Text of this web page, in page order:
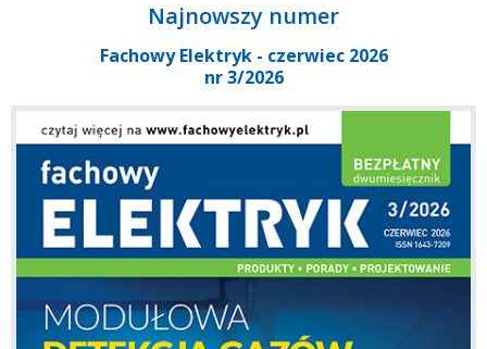
Najnowszy numer
Fachowy Elektryk - czerwiec 2026
nr 3/2026